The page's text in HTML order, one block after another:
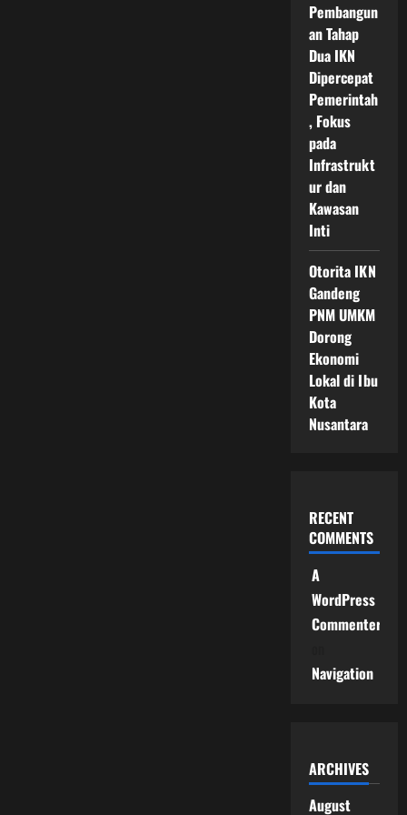
Pembangun
an Tahap
Dua IKN
Dipercepat
Pemerintah
, Fokus
pada
Infrastrukt
ur dan
Kawasan
Inti
Otorita IKN
Gandeng
PNM UMKM
Dorong
Ekonomi
Lokal di Ibu
Kota
Nusantara
RECENT
COMMENTS
A
WordPress
Commenter
Navigation
ARCHIVES
August